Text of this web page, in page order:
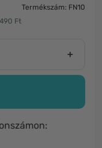
Termékszám: FN10
Ft
+